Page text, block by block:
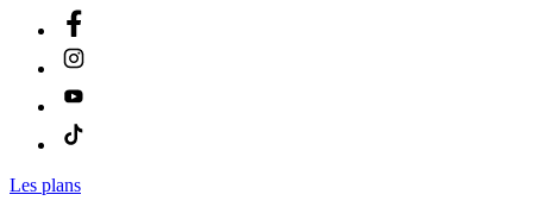
Les plans